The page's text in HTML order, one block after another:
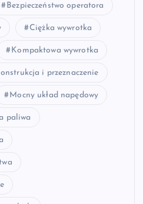
Bezpieczeństwo operatora
Ciężka wywrotka
Kompaktowa wywrotka
i przeznaczenie
Mocny układ napędowy
paliwa